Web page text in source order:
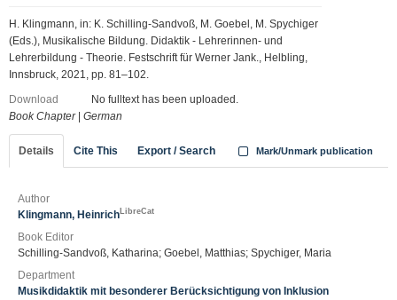
H. Klingmann, in: K. Schilling-Sandvoß, M. Goebel, M. Spychiger
(Eds.), Musikalische Bildung. Didaktik - Lehrerinnen- und
Lehrerbildung - Theorie. Festschrift für Werner Jank., Helbling,
Innsbruck, 2021, pp. 81–102.
Download
No fulltext has been uploaded.
Book Chapter| German
Details Cite This Export / Search Mark/Unmark publication
Author
Klingmann, Heinrich LibreCat
Book Editor
Schilling-Sandvoß, Katharina; Goebel, Matthias; Spychiger, Maria
Department
Musikdidaktik mit besonderer Berücksichtigung von Inklusion